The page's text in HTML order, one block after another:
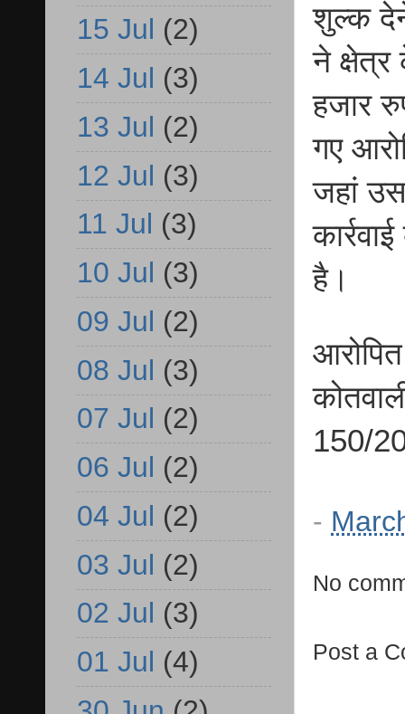
शुल्क
ने क्षेत्र
हजार
गए
जहां
है।
150/
-
No
Post a
15 Jul (2)
14 Jul (3)
13 Jul (2)
12 Jul (3)
11 Jul (3)
10 Jul (3)
09 Jul (2)
08 Jul (3)
07 Jul (2)
06 Jul (2)
04 Jul (2)
03 Jul (2)
02 Jul (3)
01 Jul (4)